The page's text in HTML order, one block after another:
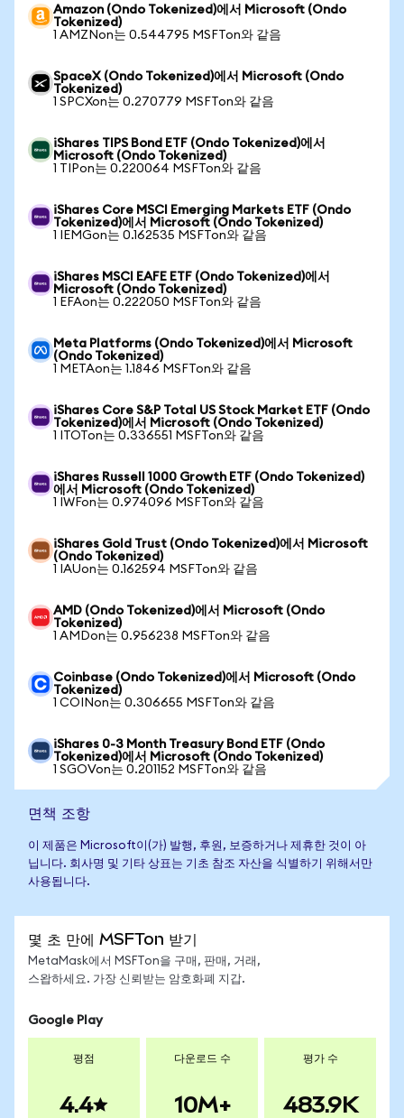
Amazon (Ondo Tokenized)에서 Microsoft (Ondo
Tokenized)
1 AMZNon는 0.544795 MSFTon와 같음
SpaceX (Ondo Tokenized)에서 Microsoft (Ondo
Tokenized)
1 SPCXon는 0.270779 MSFTon와 같음
iShares TIPS Bond ETF (Ondo Tokenized)에서
Microsoft (Ondo Tokenized)
1 TIPon는 0.220064 MSFTon와 같음
iShares Core MSCI Emerging Markets ETF (Ondo
Tokenized)에서 Microsoft (Ondo Tokenized)
1 IEMGon는 0.162535 MSFTon와 같음
iShares MSCI EAFE ETF (Ondo Tokenized)에서
Microsoft (Ondo Tokenized)
1 EFAon는 0.222050 MSFTon와 같음
Meta Platforms (Ondo Tokenized)에서 Microsoft
(Ondo Tokenized)
1 METAon는 1.1846 MSFTon와 같음
iShares Core S&P Total US Stock Market ETF (Ondo
Tokenized)에서 Microsoft (Ondo Tokenized)
1 ITOTon는 0.336551 MSFTon와 같음
iShares Russell 1000 Growth ETF (Ondo Tokenized)
에서 Microsoft (Ondo Tokenized)
1 IWFon는 0.974096 MSFTon와 같음
iShares Gold Trust (Ondo Tokenized)에서 Microsoft
(Ondo Tokenized)
1 IAUon는 0.162594 MSFTon와 같음
AMD (Ondo Tokenized)에서 Microsoft (Ondo
Tokenized)
1 AMDon는 0.956238 MSFTon와 같음
Coinbase (Ondo Tokenized)에서 Microsoft (Ondo
Tokenized)
1 COINon는 0.306655 MSFTon와 같음
iShares 0-3 Month Treasury Bond ETF (Ondo
Tokenized)에서 Microsoft (Ondo Tokenized)
1 SGOVon는 0.201152 MSFTon와 같음
면책 조항
이 제품은 Microsoft이(가) 발행, 후원, 보증하거나 제휴한 것이 아
닙니다. 회사명 및 기타 상표는 기초 참조 자산을 식별하기 위해서만
사용됩니다.
몇 초 만에 MSFTon 받기
MetaMask에서 MSFTon을 구매, 판매, 거래,
스왑하세요. 가장 신뢰받는 암호화폐 지갑.
Google Play
평점
4.4
다운로드 수
10M+
평가 수
483.9K